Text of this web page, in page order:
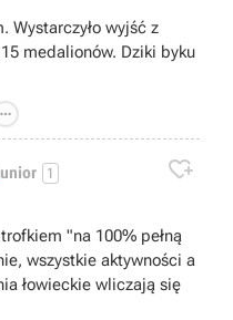
Wystarczyło wyjść z
medalionów. Dziki byku

1 
"na 100% pełną
wszystkie aktywności a
łowieckie wliczają się